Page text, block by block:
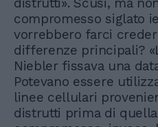
distrutti». Scusi, ma
compromesso siglato
vorrebbero farci
differenze principali?
Niebler fissava una
Potevano essere
linee cellulari
distrutti prima di quella